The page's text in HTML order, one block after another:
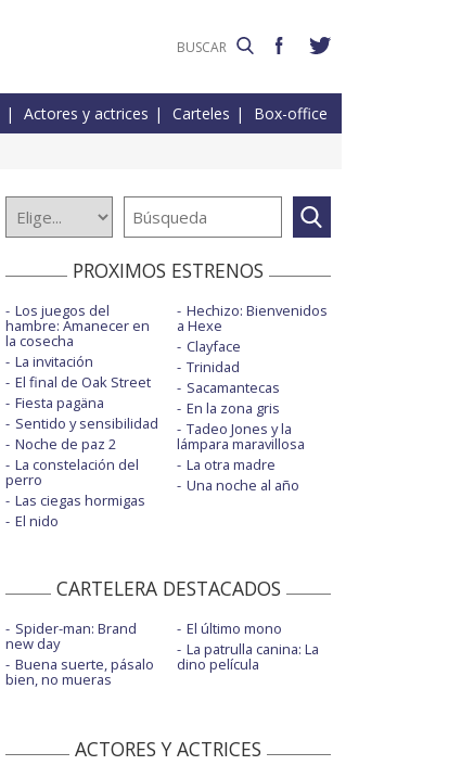
Actores y actrices Carteles Box-office
PROXIMOS ESTRENOS
Los juegos del
hambre: Amanecer en
la cosecha
La invitación
El final de Oak Street
Fiesta pagäna
Sentido y sensibilidad
Noche de paz 2
La constelación del
perro
Las ciegas hormigas
El nido
Hechizo: Bienvenidos
a Hexe
Clayface
Trinidad
Sacamantecas
En la zona gris
Tadeo Jones y la
lámpara maravillosa
La otra madre
Una noche al año
CARTELERA DESTACADOS
Spider-man: Brand
new day
Buena suerte, pásalo
bien, no mueras
El último mono
La patrulla canina: La
dino película
ACTORES Y ACTRICES